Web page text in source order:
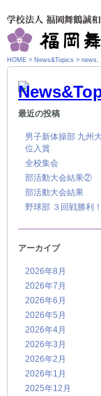
HOME > News&Topics > news,
最近の投稿
男子新体操部 九州
位入賞
全校集会
部活動大会結果②
部活動大会結果
野球部 ３回戦勝利！
アーカイブ
2026年8月
2026年7月
2026年6月
2026年5月
2026年4月
2026年3月
2026年2月
2026年1月
2025年12月